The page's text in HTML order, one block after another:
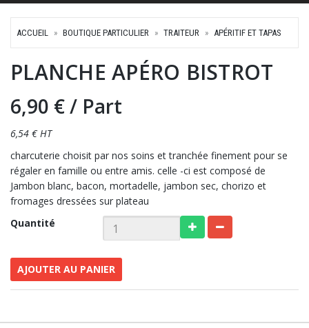
ACCUEIL BOUTIQUE PARTICULIER TRAITEUR APÉRITIF ET TAPAS
PLANCHE APÉRO BISTROT
6,90 €/ Part
6,54 € HT
charcuterie choisit par nos soins et tranchée finement pour se
régaler en famille ou entre amis. celle -ci est composé de
Jambon blanc, bacon, mortadelle, jambon sec, chorizo et
fromages dressées sur plateau
Quantité
AJOUTER AU PANIER